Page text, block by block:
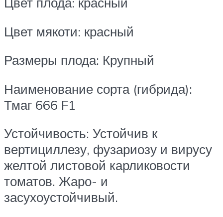
Цвет мякоти: красный
Размеры плода: Крупный
Наименование сорта (гибрида):
Тмаг 666 F1
Устойчивость: Устойчив к
вертициллезу, фузариозу и вирусу
желтой листовой карликовости
томатов. Жаро- и
засухоустойчивый.